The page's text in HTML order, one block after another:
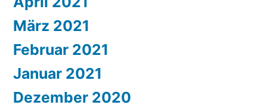
März 2021
Februar 2021
Januar 2021
Dezember 2020